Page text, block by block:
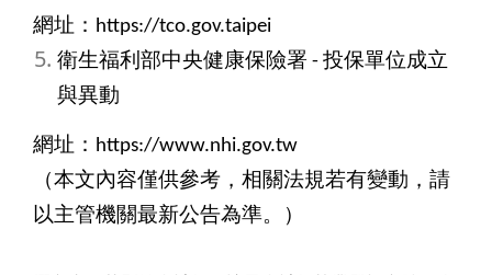
網址：https://tco.gov.taipei
衛生福利部中央健康保險署 - 投保單位成立
與異動
網址：https://www.nhi.gov.tw
（本文內容僅供參考，相關法規若有變動，請
以主管機關最新公告為準。）